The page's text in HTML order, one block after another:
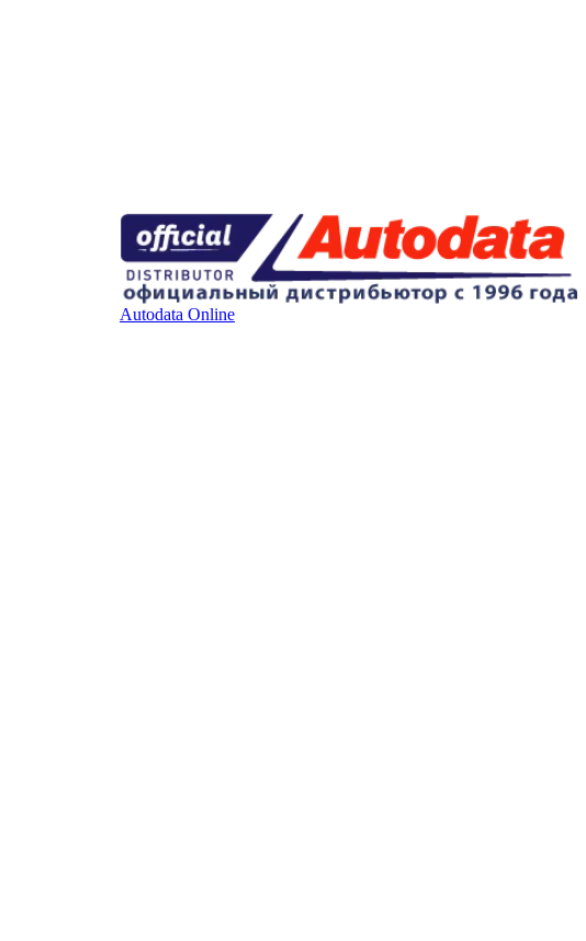
Autodata Online